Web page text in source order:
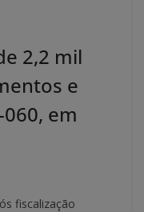
2,2 mil
e
em
fiscalização